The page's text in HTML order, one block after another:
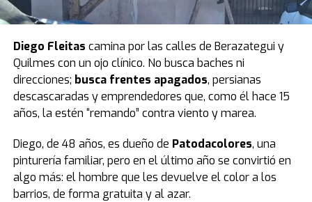
parar a todo el bloque. El peronismo observó y
Villarruel aclaró que ella no podía definir eso.
Finalmente, todos se pusieron de pie y se hizo silencio.
El peronismo se opuso desde el inicioy, además de
advertir que la ley se concentra en lo punitivo y no en la
protección de las infancias, remarcó que los fondos
presupuestados resultan insuficientes.
Según la norma,el presupuesto para un sistema que
reduce la edad de 16 a 14 años destina $23.700
millones a las provincias.
Diego Fleitas camina por las calles de Berazategui y
Quilmes con un ojo clínico. No busca baches ni
direcciones; busca frentes apagados, persianas
descascaradas y emprendedores que, como él hace 15
años, la estén “remando” contra viento y marea.
Diego, de 48 años, es dueño de Patodacolores, una
pinturería familiar, pero en el último año se convirtió en
algo más: el hombre que les devuelve el color a los
barrios, de forma gratuita y al azar.